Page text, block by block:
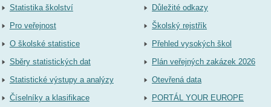
Statistika školství
Pro veřejnost
O školské statistice
Sběry statistických dat
Statistické výstupy a analýzy
Číselníky a klasifikace
Důležité odkazy
Školský rejstřík
Přehled vysokých škol
Plán veřejných zakázek 2026
Otevřená data
PORTÁL YOUR EUROPE